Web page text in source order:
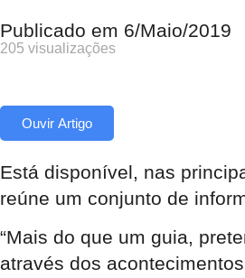
Publicado em 6/Maio/2019
205 visualizações
Ouvir Artigo
Está disponível, nas
reúne um conjunto de
“Mais do que um guia,
através dos